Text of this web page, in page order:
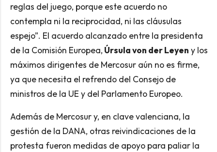
reglas del juego, porque este acuerdo no
contempla ni la reciprocidad, ni las cláusulas
espejo”. El acuerdo alcanzado entre la presidenta
de la Comisión Europea, Úrsula von der Leyen y los
máximos dirigentes de Mercosur aún no es firme,
ya que necesita el refrendo del Consejo de
ministros de la UE y del Parlamento Europeo.
Además de Mercosur y, en clave valenciana, la
gestión de la DANA, otras reivindicaciones de la
protesta fueron medidas de apoyo para paliar la